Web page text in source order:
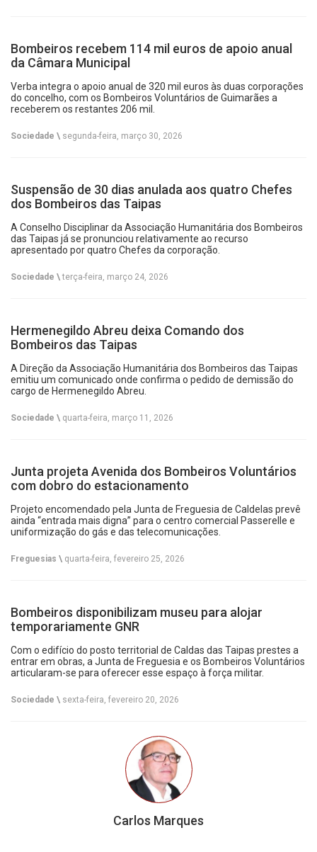
Bombeiros recebem 114 mil euros de apoio anual
da Câmara Municipal
Verba integra o apoio anual de 320 mil euros às duas corporações
do concelho, com os Bombeiros Voluntários de Guimarães a
receberem os restantes 206 mil.
Sociedade \ segunda-feira, março 30, 2026
Suspensão de 30 dias anulada aos quatro Chefes
dos Bombeiros das Taipas
A Conselho Disciplinar da Associação Humanitária dos Bombeiros
das Taipas já se pronunciou relativamente ao recurso
apresentado por quatro Chefes da corporação.
Sociedade \terça-feira, março 24, 2026
Hermenegildo Abreu deixa Comando dos
Bombeiros das Taipas
A Direção da Associação Humanitária dos Bombeiros das Taipas
emitiu um comunicado onde confirma o pedido de demissão do
cargo de Hermenegildo Abreu.
Sociedade \ quarta-feira, março 11, 2026
Junta projeta Avenida dos Bombeiros Voluntários
com dobro do estacionamento
Projeto encomendado pela Junta de Freguesia de Caldelas prevê
ainda “entrada mais digna” para o centro comercial Passerelle e
uniformização do gás e das telecomunicações.
Freguesias \ quarta-feira, fevereiro 25, 2026
Bombeiros disponibilizam museu para alojar
temporariamente GNR
Com o edifício do posto territorial de Caldas das Taipas prestes a
entrar em obras, a Junta de Freguesia e os Bombeiros Voluntários
articularam-se para oferecer esse espaço à força militar.
Sociedade \ sexta-feira, fevereiro 20, 2026
Carlos Marques